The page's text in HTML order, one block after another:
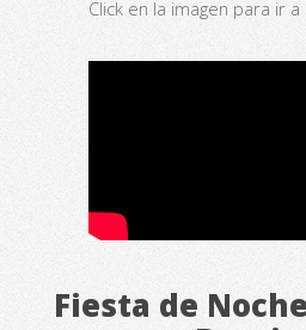
Click en la imagen para ir
Fiesta de